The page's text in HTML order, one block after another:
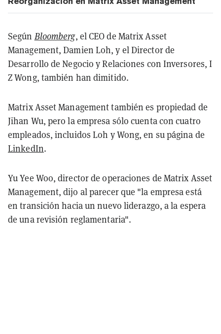
Según Bloomberg, el CEO de Matrix Asset
Management, Damien Loh, y el Director de
Desarrollo de Negocio y Relaciones con Inversores, I
Z Wong, también han dimitido.
Matrix Asset Management también es propiedad de
Jihan Wu, pero la empresa sólo cuenta con cuatro
empleados, incluidos Loh y Wong, en su página de
LinkedIn.
Yu Yee Woo, director de operaciones de Matrix Asset
Management, dijo al parecer que "la empresa está
en transición hacia un nuevo liderazgo, a la espera
de una revisión reglamentaria".